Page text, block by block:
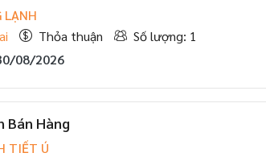
LẠNH
Thỏa thuận
Số lượng: 1
08/2026
Bán Hàng
TIẾT Ú